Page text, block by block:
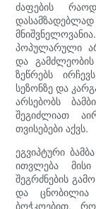
ძაფების
პოპულარული
და გამძლეობის
ზეწრებს
სეზონზე და
არსებობს
შეგიძლიათ
თვისებები აქვს.
ეგვიპტური
ითვლება
შეგრძნების
და ცნობილია
ბოჭკოებით,